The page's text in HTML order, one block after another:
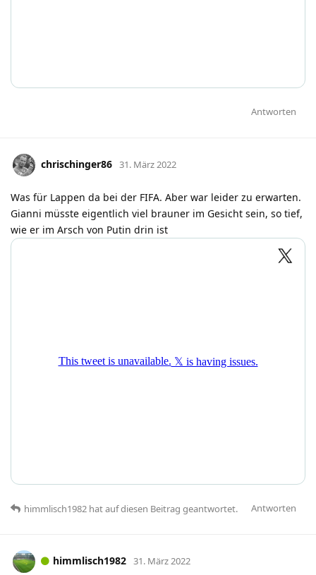
Antworten
chrischinger86 31. März 2022
Was für Lappen da bei der FIFA. Aber war leider zu erwarten.
Gianni müsste eigentlich viel brauner im Gesicht sein, so tief,
wie er im Arsch von Putin drin ist
Antworten
himmlisch1982 hatauf diesen Beitrag geantwortet.
himmlisch1982 31. März 2022